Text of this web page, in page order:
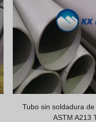
Tubo sin soldadura
ASTM A213